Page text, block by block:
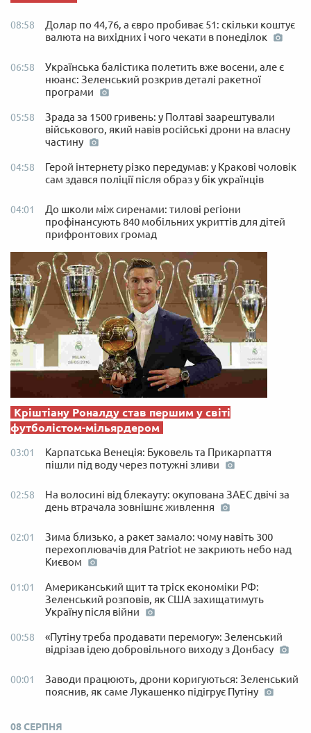
08:58
Долар по 44,76, а євро пробиває 51: скільки коштує
валюта на вихідних і чого чекати в понеділок
06:58
Українська балістика полетить вже восени, але є
нюанс: Зеленський розкрив деталі ракетної
програми
05:58
Зрада за 1500 гривень: у Полтаві заарештували
військового, який навів російські дрони на власну
частину
04:58
Герой інтернету різко передумав: у Кракові чоловік
сам здався поліції після образ у бік українців
04:01
До школи між сиренами: тилові регіони
профінансують 840 мобільних укриттів для дітей
прифронтових громад
Кріштіану Роналду став першим у світі
футболістом-мільярдером
03:01
Карпатська Венеція: Буковель та Прикарпаття
пішли під воду через потужні зливи
02:58
На волосині від блекауту: окупована ЗАЕС двічі за
день втрачала зовнішнє живлення
02:01
Зима близько, а ракет замало: чому навіть 300
перехоплювачів для Patriot не закриють небо над
Києвом
01:01
Американський щит та тріск економіки РФ:
Зеленський розповів, як США захищатимуть
Україну після війни
00:58
«Путіну треба продавати перемогу»: Зеленський
відрізав ідею добровільного виходу з Донбасу
00:01
Заводи працюють, дрони коригуються: Зеленський
пояснив, як саме Лукашенко підігрує Путіну
08 СЕРПНЯ